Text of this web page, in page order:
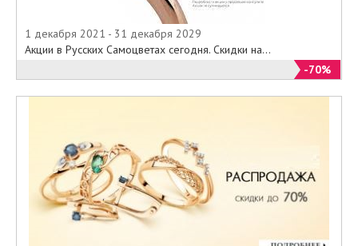
1 декабря 2021 - 31 декабря 2029
Акции в Русских Самоцветах сегодня. Скидки на...
-70%